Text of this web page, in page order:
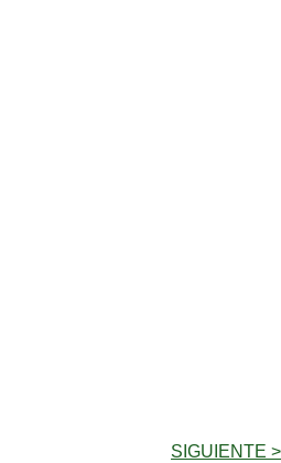
SIGUIENTE >